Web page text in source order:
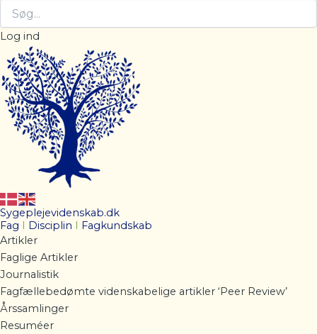
Log ind
Sygeplejevidenskab.dk
Fag
Disciplin
Fagkundskab
Artikler
Faglige Artikler
Journalistik
Fagfællebedømte videnskabelige artikler ‘Peer Review’
Årssamlinger
Resuméer